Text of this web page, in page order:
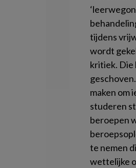
tijdens
wordt
kritiek. Die
maken om
studeren
beroepen
te nemen
wettelijke